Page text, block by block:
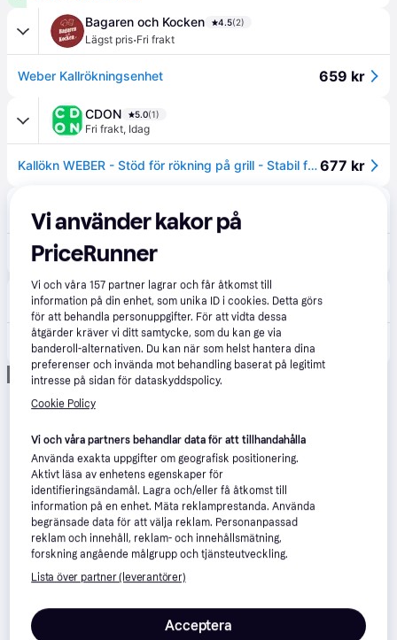
Bagaren och Kocken 4.5(2)
Lägst pris·Fri frakt
Weber Kallrökningsenhet 659 kr
CDON 5.0(1)
Fri frakt, Idag
Kallökn WEBER - Stöd för rökning på grill - Stabil förbränning 8/10 timmar - Svart677 kr
Fri frakt, 3-10 dagar
Kallrökningsenhet
Hylte Jakt & Lantman 4.8(284)
89 kr frakt,1-2 dagar
Weber Kallrökningsenhet 17636
Annons
Vi använder kakor på
PriceRunner
Vi och våra157 partner lagrar och får åtkomst till
information på din enhet, som unika ID i cookies. Detta görs
för att behandla personuppgifter. För att vidta dessa
åtgärder kräver vi ditt samtycke, som du kan ge via
banderoll-alternativen. Du kan när som helst hantera dina
preferenser och invända mot behandling baserat på legitimt
intresse på sidan för dataskyddspolicy.
Cookie Policy
Vi och våra partners behandlar data för att tillhandahålla
Använda exakta uppgifter om geografisk positionering.
Aktivt läsa av enhetens egenskaper för
identifieringsändamål. Lagra och/eller få åtkomst till
information på en enhet. Mäta reklamprestanda. Använda
begränsade data för att välja reklam. Personanpassad
reklam och innehåll, reklam- och innehållsmätning,
forskning angående målgrupp och tjänsteutveckling.
Lista över partner (leverantörer)
Acceptera